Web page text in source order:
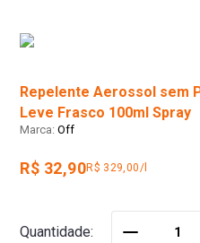
Repelente Aerossol sem
Leve Frasco 100ml Spray
Off
R$ 32,90R$ 329,00/l
Quantidade